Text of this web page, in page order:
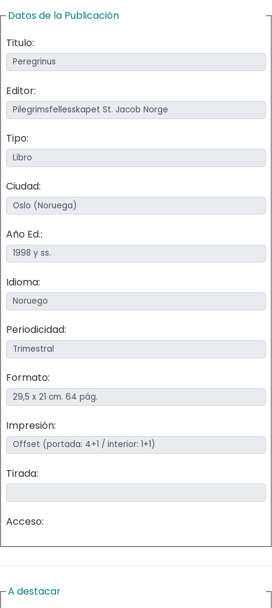
Datos de la Publicación
Titulo:
Editor:
Tipo:
Ciudad:
Año Ed.:
Idioma:
Periodicidad:
Formato:
Impresión:
Tirada:
Acceso:
A destacar